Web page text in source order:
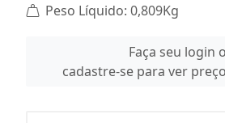
Peso Líquido: 0,809Kg
Faça seu login
cadastre-se para ver